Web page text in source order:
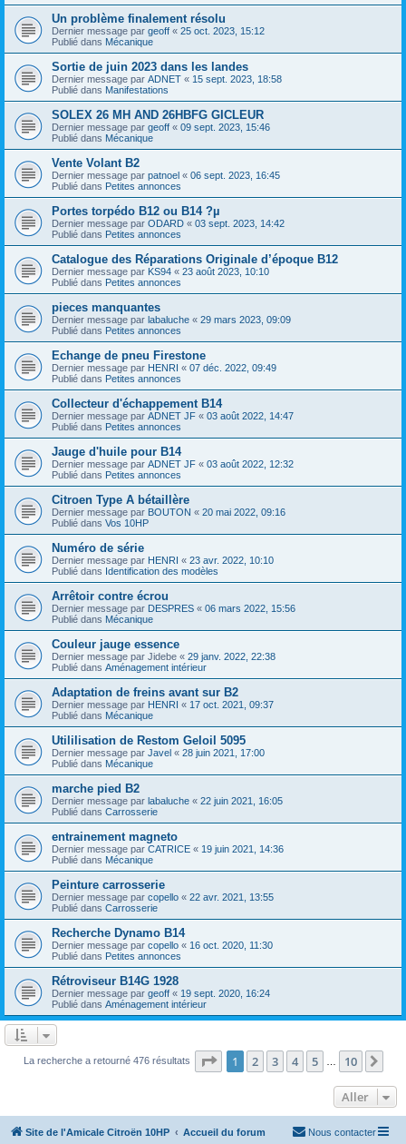
Un problème finalement résolu
Dernier message par geoff « 25 oct. 2023, 15:12
Publié dans Mécanique
Sortie de juin 2023 dans les landes
Dernier message par ADNET « 15 sept. 2023, 18:58
Publié dans Manifestations
SOLEX 26 MH AND 26HBFG GICLEUR
Dernier message par geoff « 09 sept. 2023, 15:46
Publié dans Mécanique
Vente Volant B2
Dernier message par patnoel « 06 sept. 2023, 16:45
Publié dans Petites annonces
Portes torpédo B12 ou B14 ?µ
Dernier message par ODARD « 03 sept. 2023, 14:42
Publié dans Petites annonces
Catalogue des Réparations Originale d’époque B12
Dernier message par KS94 « 23 août 2023, 10:10
Publié dans Petites annonces
pieces manquantes
Dernier message par labaluche « 29 mars 2023, 09:09
Publié dans Petites annonces
Echange de pneu Firestone
Dernier message par HENRI « 07 déc. 2022, 09:49
Publié dans Petites annonces
Collecteur d'échappement B14
Dernier message par ADNET JF « 03 août 2022, 14:47
Publié dans Petites annonces
Jauge d'huile pour B14
Dernier message par ADNET JF « 03 août 2022, 12:32
Publié dans Petites annonces
Citroen Type A bétaillère
Dernier message par BOUTON « 20 mai 2022, 09:16
Publié dans Vos 10HP
Numéro de série
Dernier message par HENRI « 23 avr. 2022, 10:10
Publié dans Identification des modèles
Arrêtoir contre écrou
Dernier message par DESPRES « 06 mars 2022, 15:56
Publié dans Mécanique
Couleur jauge essence
Dernier message par Jidebe « 29 janv. 2022, 22:38
Publié dans Aménagement intérieur
Adaptation de freins avant sur B2
Dernier message par HENRI « 17 oct. 2021, 09:37
Publié dans Mécanique
Utililisation de Restom Geloil 5095
Dernier message par Javel « 28 juin 2021, 17:00
Publié dans Mécanique
marche pied B2
Dernier message par labaluche « 22 juin 2021, 16:05
Publié dans Carrosserie
entrainement magneto
Dernier message par CATRICE « 19 juin 2021, 14:36
Publié dans Mécanique
Peinture carrosserie
Dernier message par copello « 22 avr. 2021, 13:55
Publié dans Carrosserie
Recherche Dynamo B14
Dernier message par copello « 16 oct. 2020, 11:30
Publié dans Petites annonces
Rétroviseur B14G 1928
Dernier message par geoff « 19 sept. 2020, 16:24
Publié dans Aménagement intérieur
La recherche a retourné 476 résultats Page 1sur10
1 2 3 4 5 10
Aller
Site de l'Amicale Citroën 10HP Accueil du forum Nous contacter